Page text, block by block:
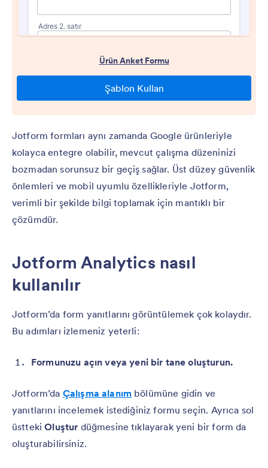
Jotform formları aynı zamanda Google ürünleriyle
kolayca entegre olabilir, mevcut çalışma düzeninizi
bozmadan sorunsuz bir geçiş sağlar. Üst düzey güvenlik
önlemleri ve mobil uyumlu özellikleriyle Jotform,
verimli bir şekilde bilgi toplamak için mantıklı bir
çözümdür.
Jotform Analytics nasıl
kullanılır
Jotform’da form yanıtlarını görüntülemek çok kolaydır.
Bu adımları izlemeniz yeterli:
Formunuzu açın veya yeni bir tane oluşturun.
Jotform’da Çalışma alanım bölümüne gidin ve
yanıtlarını incelemek istediğiniz formu seçin. Ayrıca sol
üsttekiOluştur düğmesine tıklayarak yeni bir form da
oluşturabilirsiniz.